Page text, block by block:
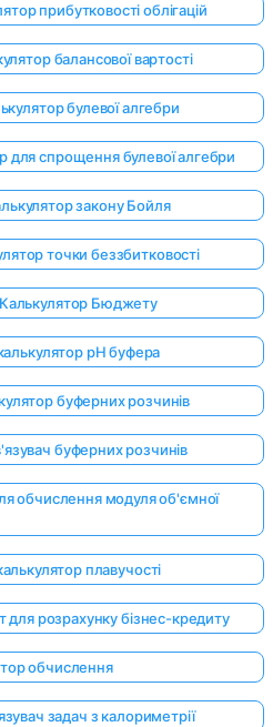
прибутковості облігацій
балансової вартості
булевої алгебри
для спрощення булевої алгебри
закону Бойля
точки беззбитковості
Бюджету
pH буфера
буферних розчинів
буферних розчинів
обчислення модуля об'ємної
плавучості
розрахунку бізнес-кредиту
обчислення
задач з калориметрії